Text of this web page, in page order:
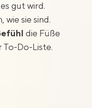
gut wird.
wie sie sind.
die Füße
Do-Liste.